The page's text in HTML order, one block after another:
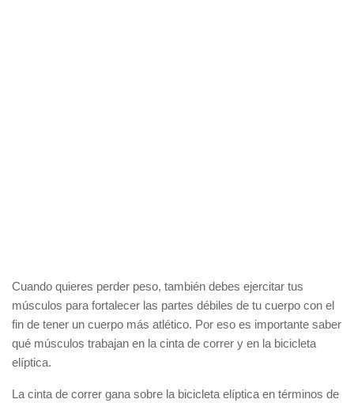
Cuando quieres perder peso, también debes ejercitar tus
músculos para fortalecer las partes débiles de tu cuerpo con el
fin de tener un cuerpo más atlético. Por eso es importante saber
qué músculos trabajan en la cinta de correr y en la bicicleta
elíptica.
La cinta de correr gana sobre la bicicleta elíptica en términos de